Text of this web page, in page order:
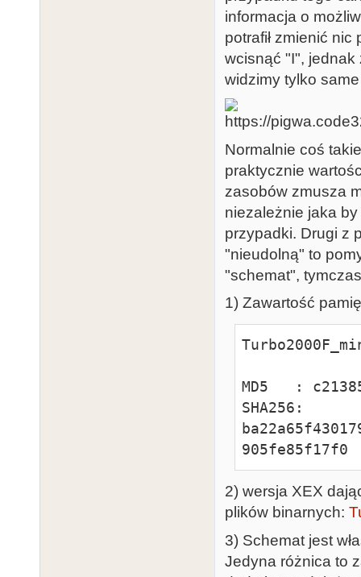
informacja o
potrafił zmienić
wcisnąć "I", jednak
widzimy tylko
Normalnie coś
praktycznie
zasobów zmusza
niezależnie jaka
przypadki. Drugi z
"nieudolną" to
"schemat",
1) Zawartość
MD5   :
SHA256:
905fe85f17f0
2) wersja XEX
plików binarnych:
3) Schemat jest
Jedyna różnica to